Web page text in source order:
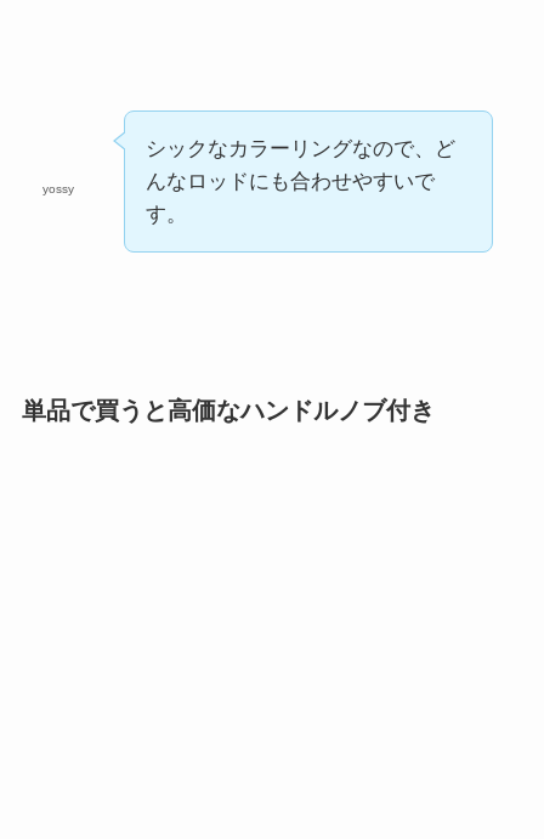
yossy
シックなカラーリングなので、ど
んなロッドにも合わせやすいで
す。
単品で買うと高価なハンドルノブ付き